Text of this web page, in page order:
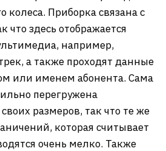
колеса. Приборка связана с
что здесь отображается
например,
а также проходят данные
или именем абонента. Сама
перегружена
размеров, так что те же
которая считывает
очень мелко. Также